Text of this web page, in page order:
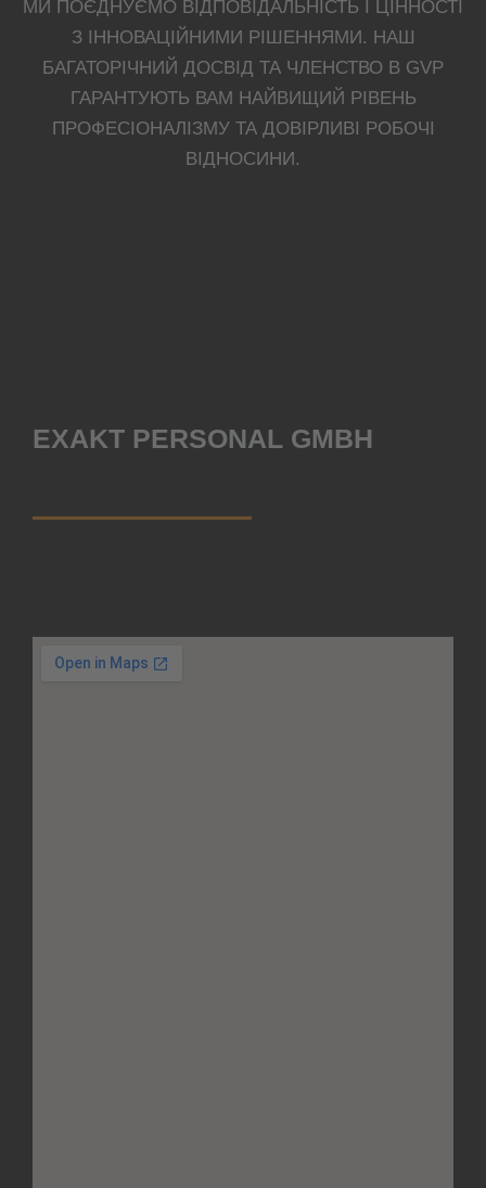
МИ ПОЄДНУЄМО ВІДПОВІДАЛЬНІСТЬ І ЦІННОСТІ
З ІННОВАЦІЙНИМИ РІШЕННЯМИ. НАШ
БАГАТОРІЧНИЙ ДОСВІД ТА ЧЛЕНСТВО В GVP
ГАРАНТУЮТЬ ВАМ НАЙВИЩИЙ РІВЕНЬ
ПРОФЕСІОНАЛІЗМУ ТА ДОВІРЛИВІ РОБОЧІ
ВІДНОСИНИ.
EXAKT PERSONAL GMBH